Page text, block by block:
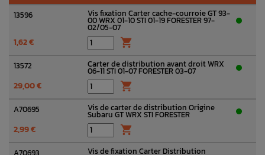
13596 Vis fixation Carter cache-courroie GT 93-
00 WRX 01-10 STI 01-19 FORESTER 97-
02/05-07
1,62 € 
13572 Carter de distribution avant droit WRX
06-11 STI 01-07 FORESTER 03-07
29,00 € 
A70695 Vis de carter de distribution Origine
Subaru GT WRX STI FORESTER
2,99 € 
Vis de fixation Carter Distribution